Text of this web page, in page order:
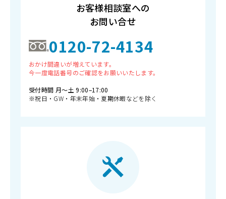
お客様相談室への
お問い合せ
0120-72-4134
おかけ間違いが増えています。
今一度電話番号のご確認をお願いいたします。
受付時間 月〜土 9:00–17:00
※祝日・GW・年末年始・夏期休暇などを除く